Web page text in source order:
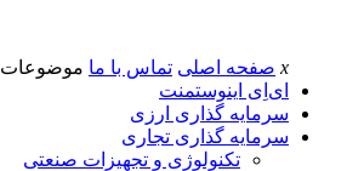
x صفحه اصلی تماس با ما موضوعات
ای‌اِی اینوستمنت
سرمایه گذاری ارزی
سرمایه گذاری تجاری
تکنولوژی و تجهیزات صنعتی